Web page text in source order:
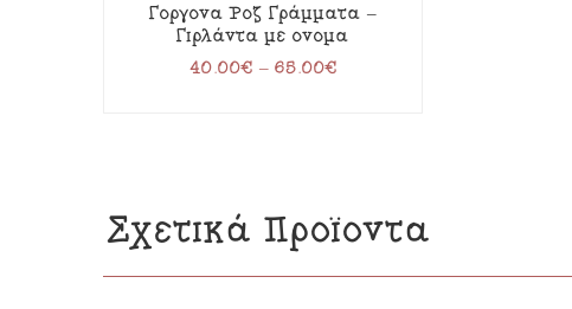
Γοργόνα Ροζ Γράμματα –
Γιρλάντα με όνομα
40.00€ – 65.00€
Σχετικά Προϊόντα